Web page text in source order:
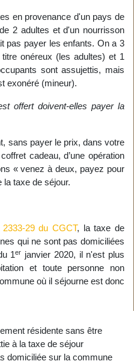
en provenance d'un pays de
2 adultes et d'un nourrisson
pas payer les enfants. On a 3
onéreux (les adultes) et 1
sont assujettis, mais
exonéré (mineur).
offert doivent-elles payer la
sans payer le prix, dans votre
cadeau, d’une opération
« venez à deux, payez pour
la taxe de séjour.
2333-29 du CGCT, la taxe de
qui ne sont pas domiciliées
1er janvier 2020, il n'est plus
et toute personne non
où il séjourne est donc
résidente sans être
à la taxe de séjour
domiciliée sur la commune